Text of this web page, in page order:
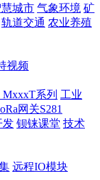
城市 气象环境 矿
轨道交通 农业养殖
视频
系列 工业
网关S281
发 钡铼课堂 技术
远程IO模块